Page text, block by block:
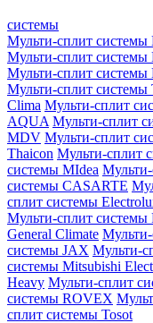
системы
Мульти-сплит системы
Мульти-сплит системы
Мульти-сплит системы
Мульти-сплит системы
Clima Мульти-сплит
AQUA Мульти-сплит
MDV Мульти-сплит
Thaicon Мульти-сплит
системы MIdea
системы CASARTE
сплит системы
Мульти-сплит системы
General Climate
системы JAX Мульти-
системы Mitsubishi
Heavy Мульти-сплит
системы ROVEX
сплит системы Tosot